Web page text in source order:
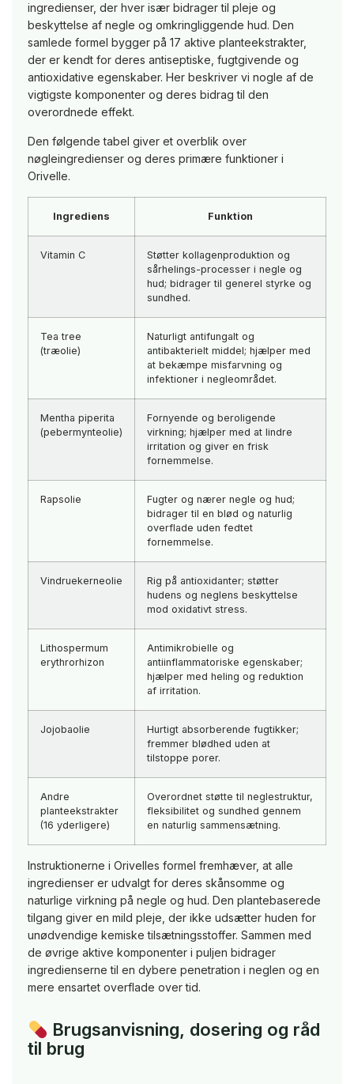
ingredienser, der hver især bidrager til pleje og
beskyttelse af negle og omkringliggende hud. Den
samlede formel bygger på 17 aktive planteekstrakter,
der er kendt for deres antiseptiske, fugtgivende og
antioxidative egenskaber. Her beskriver vi nogle af de
vigtigste komponenter og deres bidrag til den
overordnede effekt.
Den følgende tabel giver et overblik over
nøgleingredienser og deres primære funktioner i
Orivelle.
Ingrediens Funktion
Vitamin C
Støtter kollagenproduktion og
sårhelings-processer i negle og
hud; bidrager til generel styrke og
sundhed.
Tea tree
(træolie)
Naturligt antifungalt og
antibakterielt middel; hjælper med
at bekæmpe misfarvning og
infektioner i negleområdet.
Mentha piperita
(pebermynteolie)
Fornyende og beroligende
virkning; hjælper med at lindre
irritation og giver en frisk
fornemmelse.
Rapsolie
Fugter og nærer negle og hud;
bidrager til en blød og naturlig
overflade uden fedtet
fornemmelse.
Vindruekerneolie
Rig på antioxidanter; støtter
hudens og neglens beskyttelse
mod oxidativt stress.
Lithospermum
erythrorhizon
Antimikrobielle og
antiinflammatoriske egenskaber;
hjælper med heling og reduktion
af irritation.
Jojobaolie
Hurtigt absorberende fugtikker;
fremmer blødhed uden at
tilstoppe porer.
Andre
planteekstrakter
(16 yderligere)
Overordnet støtte til neglestruktur,
fleksibilitet og sundhed gennem
en naturlig sammensætning.
Instruktionerne i Orivelles formel fremhæver, at alle
ingredienser er udvalgt for deres skånsomme og
naturlige virkning på negle og hud. Den plantebaserede
tilgang giver en mild pleje, der ikke udsætter huden for
unødvendige kemiske tilsætningsstoffer. Sammen med
de øvrige aktive komponenter i puljen bidrager
ingredienserne til en dybere penetration i neglen og en
mere ensartet overflade over tid.
Brugsanvisning, dosering og råd
til brug